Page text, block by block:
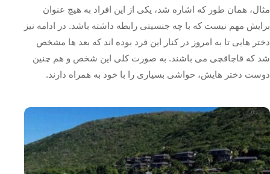
مثال، همان طور که اشاره شد، یکی از این افراد به هیچ عنوان
برایش مهم نیست که با چه جنسیتی رابطه داشته باشد. در ادامه نیز
دختر هایی تا به امروز در کنار این فرد بوده اند که بعد ها مشخص
شد که قاچاقچی می باشند. به صورت کلی این شخص و هم چنین
دوست دختر هایش، حواشی بسیاری را با خود به همراه دارند.